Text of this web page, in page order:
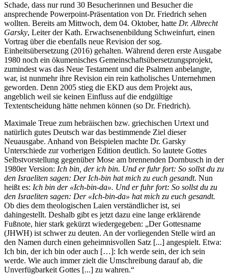
Schade, dass nur rund 30 Besucherinnen und Besucher die
ansprechende Powerpoint-Präsentation von Dr. Friedrich sehen
wollten. Bereits am Mittwoch, dem 04. Oktober, hatte Dr. Albrecht
Garsky, Leiter der Kath. Erwachsenenbildung Schweinfurt, einen
Vortrag über die ebenfalls neue Revision der sog.
Einheitsübersetzung (2016) gehalten. Während deren erste Ausgabe
1980 noch ein ökumenisches Gemeinschaftsübersetzungsprojekt,
zumindest was das Neue Testament und die Psalmen anbelangte,
war, ist nunmehr ihre Revision ein rein katholisches Unternehmen
geworden. Denn 2005 stieg die EKD aus dem Projekt aus,
angeblich weil sie keinen Einfluss auf die endgültige
Textentscheidung hätte nehmen können (so Dr. Friedrich).
Maximale Treue zum hebräischen bzw. griechischen Urtext und
natürlich gutes Deutsch war das bestimmende Ziel dieser
Neuausgabe. Anhand von Beispielen machte Dr. Garsky
Unterschiede zur vorherigen Edition deutlich. So lautete Gottes
Selbstvorstellung gegenüber Mose am brennenden Dornbusch in der
1980er Version: Ich bin, der ich bin. Und er fuhr fort: So sollst du zu
den Israeliten sagen: Der Ich-bin hat mich zu euch gesandt. Nun
heißt es: Ich bin der «Ich-bin-da». Und er fuhr fort: So sollst du zu
den Israeliten sagen: Der «Ich-bin-da» hat mich zu euch gesandt.
Ob dies dem theologischen Laien verständlicher ist, sei
dahingestellt. Deshalb gibt es jetzt dazu eine lange erklärende
Fußnote, hier stark gekürzt wiedergegeben: „Der Gottesname
(JHWH) ist schwer zu deuten. An der vorliegenden Stelle wird an
den Namen durch einen geheimnisvollen Satz [...] angespielt. Etwa:
Ich bin, der ich bin oder auch […]: Ich werde sein, der ich sein
werde. Wie auch immer zielt die Umschreibung darauf ab, die
Unverfügbarkeit Gottes [...] zu wahren.“